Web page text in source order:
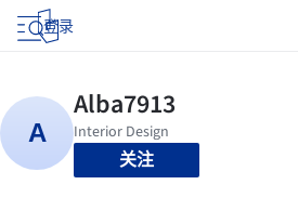
登录
关注